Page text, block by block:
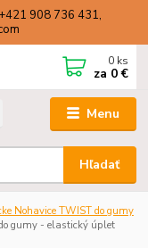
908 736 431,
Menu
Hľadať
0 ks
za 0 €
Nohavice TWIST do gumy
gumy - elastický úplet